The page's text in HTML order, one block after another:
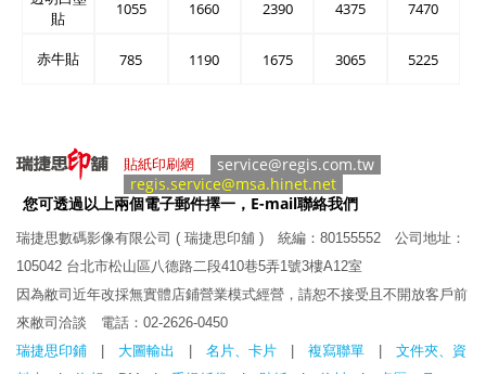
貼
赤牛貼
1055
785
1660
1190
2390
1675
4375
3065
7470
5225
貼紙印刷網
service@regis.com.tw
regis.service@msa.hinet.net
您可透過以上兩個電子郵件擇一，E-mail聯絡我們
瑞捷思數碼影像有限公司 ( 瑞捷思印舖 ) 統編：80155552 公司地址：
105042 台北市松山區八德路二段410巷5弄1號3樓A12室
因為敝司近年改採無實體店鋪營業模式經營，請恕不接受且不開放客戶前
來敝司洽談 電話： 02-2626-0450
瑞捷思印鋪
大圖輸出 名片、卡片 複寫聯單
文件夾、資